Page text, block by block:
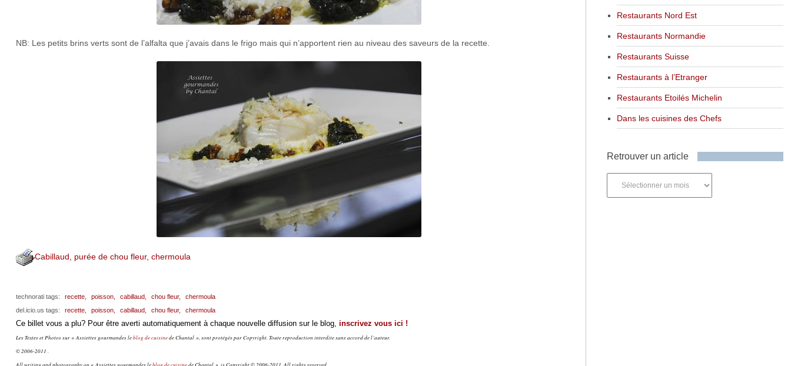
NB: Les petits brins verts sont de l’alfalta que j’avais dans le frigo mais qui n’apportent rien au niveau des saveurs de la recette.
Cabillaud, purée de chou fleur, chermoula
technorati tags: recette, poisson, cabillaud, chou fleur,
chermoula
del.icio.us tags:
recette, poisson, cabillaud, chou fleur, chermoula
Ce billet vous a plu? Pour être averti automatiquement à chaque nouvelle diffusion sur le blog, inscrivez vous ici !
Les Textes et Photos sur « Assiettes gourmandes leblog de cuisinede Chantal », sont protégés par Copyright. Toute reproduction interdite sans accord de l’auteur.
© 2006-2011 .
All writing and photography on « Assiettes gourmandes leblog de cuisinede Chantal », is Copyright © 2006-2011. All rights reserved.
Restaurants Nord Est
Restaurants Normandie
Restaurants Suisse
Restaurants à l’Etranger
Restaurants Etoilés Michelin
Dans les cuisines des Chefs
Retrouver un article